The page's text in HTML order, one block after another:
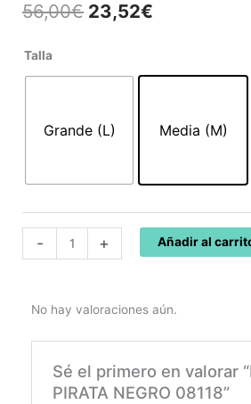
56,00€ El
23,52€
es:
Talla
Grande (L) Media (M)
-
PANTALÓN
cantidad
+ Añadir al
No hay valoraciones aún.
Sé el primero en valorar
PIRATA NEGRO 08118”